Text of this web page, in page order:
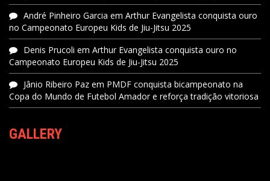
André Pinheiro Garcia em Arthur Evangelista conquista ouro
no Campeonato Europeu Kids de Jiu-Jitsu 2025
Denis Prucoli em Arthur Evangelista conquista ouro no
Campeonato Europeu Kids de Jiu-Jitsu 2025
Jânio Ribeiro Paz em PMDF conquista bicampeonato na
Copa do Mundo de Futebol Amador e reforça tradição vitoriosa
GALLERY